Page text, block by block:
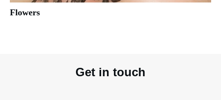
Flowers
Get in touch